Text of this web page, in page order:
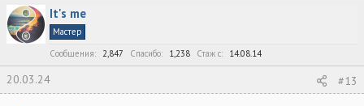
It's me
Мастер
Сообщения
2,847 Спасибо 1,238 Стаж c 14.08.14
20.03.24 #13